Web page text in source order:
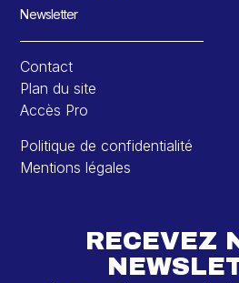
Newsletter
Contact
Plan du site
Accès Pro
Politique de confidentialité
Mentions légales
RECEVEZ